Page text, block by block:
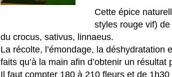
Cette épice
styles rouge vif)
du crocus, sativus, linnaeus.
La récolte, l’émondage, la déshydratation
faits qu’à la main afin d’obtenir un résultat
Il faut compter 180 à 210 fleurs et de